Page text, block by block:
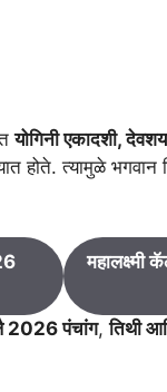
योगिनी एकादशी,
होते. त्यामुळे
महालक्ष्मी
2026 पंचांग,तिथी